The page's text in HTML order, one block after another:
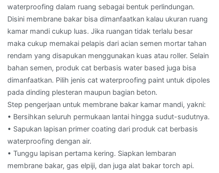
waterproofing dalam ruang sebagai bentuk perlindungan.
Disini membrane bakar bisa dimanfaatkan kalau ukuran ruang
kamar mandi cukup luas. Jika ruangan tidak terlalu besar
maka cukup memakai pelapis dari acian semen mortar tahan
rendam yang disapukan menggunakan kuas atau roller. Selain
bahan semen, produk cat berbasis water based juga bisa
dimanfaatkan. Pilih jenis cat waterproofing paint untuk dipoles
pada dinding plesteran maupun bagian beton.
Step pengerjaan untuk membrane bakar kamar mandi, yakni:
• Bersihkan seluruh permukaan lantai hingga sudut-sudutnya.
• Sapukan lapisan primer coating dari produk cat berbasis
waterproofing dengan air.
• Tunggu lapisan pertama kering. Siapkan lembaran
membrane bakar, gas elpiji, dan juga alat bakar torch api.